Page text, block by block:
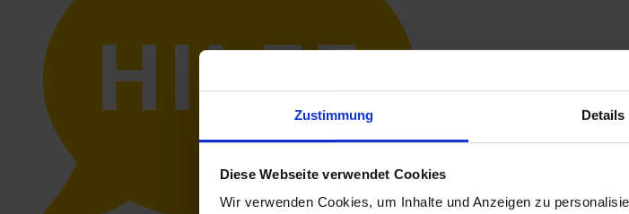
Zustimmung Details
Diese Webseite verwendet Cookies
Wir verwenden Cookies, um Inhalte und Anzeigen zu
HILFE